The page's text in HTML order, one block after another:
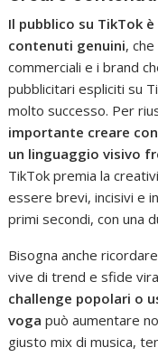
Il pubblico su TikTok
contenuti genuini,
commerciali e i brand
pubblicitari espliciti su
molto successo. Per
importante creare
un linguaggio visivo
TikTok premia la
essere brevi, incisivi e
primi secondi, con una
Bisogna anche
vive di trend e sfide
challenge popolari o
voga può aumentare
giusto mix di musica,